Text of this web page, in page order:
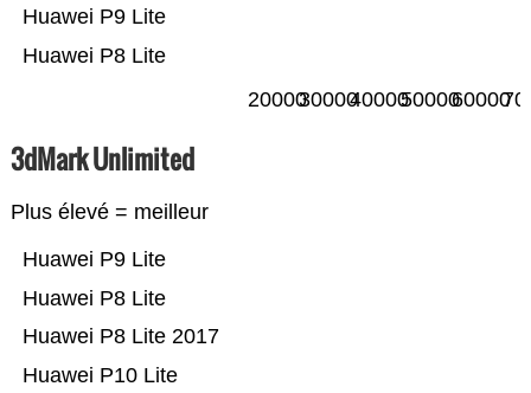
Huawei P8 Lite
Huawei P9 Lite
2000030000400005000060000
3dMark Unlimited
Plus élevé = meilleur
Huawei P10 Lite
Huawei P8 Lite 2017
Huawei P8 Lite
Huawei P9 Lite